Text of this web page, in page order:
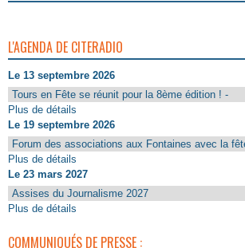
L'AGENDA DE CITERADIO
Le 13 septembre 2026
Tours en Fête se réunit pour la 8ème édition ! -
Plus de détails
Le 19 septembre 2026
Forum des associations aux Fontaines avec la
Plus de détails
Le 23 mars 2027
Assises du Journalisme 2027
Plus de détails
COMMUNIQUÉS DE PRESSE :